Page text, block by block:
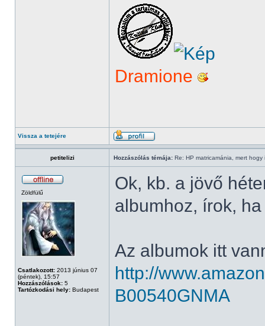
Dramione
Vissza a tetejére
petitelizi Hozzászólás témája: Re: HP matricamánia, mert hogy
Zöldfülű
Csatlakozott: 2013 június 07
(péntek), 15:57
Hozzászólások: 5
Tartózkodási hely: Budapest
Ok, kb. a jövő
albumhoz, írok,
Az albumok itt
http://
B00540GNMA